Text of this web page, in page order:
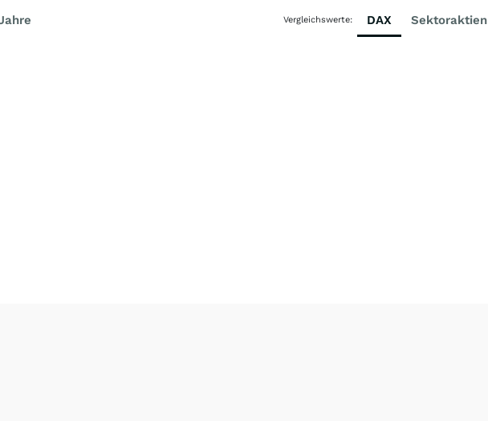
Vergleichswerte: DAX Sektoraktien